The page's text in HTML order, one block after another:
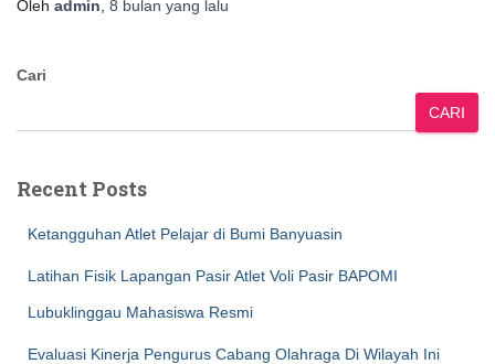
Oleh admin 8 bulan yang lalu
Cari
CARI
Recent Posts
Ketangguhan Atlet Pelajar di Bumi Banyuasin
Latihan Fisik Lapangan Pasir Atlet Voli Pasir BAPOMI
Lubuklinggau Mahasiswa Resmi
Evaluasi Kinerja Pengurus Cabang Olahraga Di Wilayah Ini